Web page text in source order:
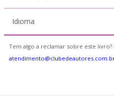
Idioma
Tem algo a reclamar sobre este livro?